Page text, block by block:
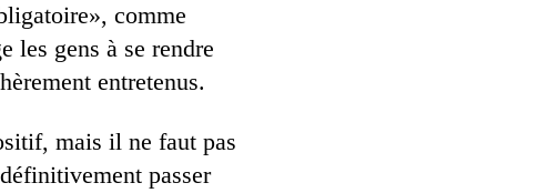
comme
les gens à se rendre
entretenus.
mais il ne faut pas
passer